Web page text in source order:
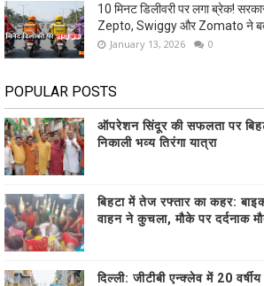
10 मिनट डिलीवरी पर लगा ब्रेक!
Zepto, Swiggy और Zomato ने
January 13, 2026 0
POPULAR POSTS
ऑपरेशन सिंदूर की सफलता पर
निकाली भव्य तिरंगा यात्रा
बिहटा में तेज रफ्तार का कहर:
वाहन ने कुचला, मौके पर दर्दनाक
दिल्ली: जीटीबी एन्क्लेव में 20